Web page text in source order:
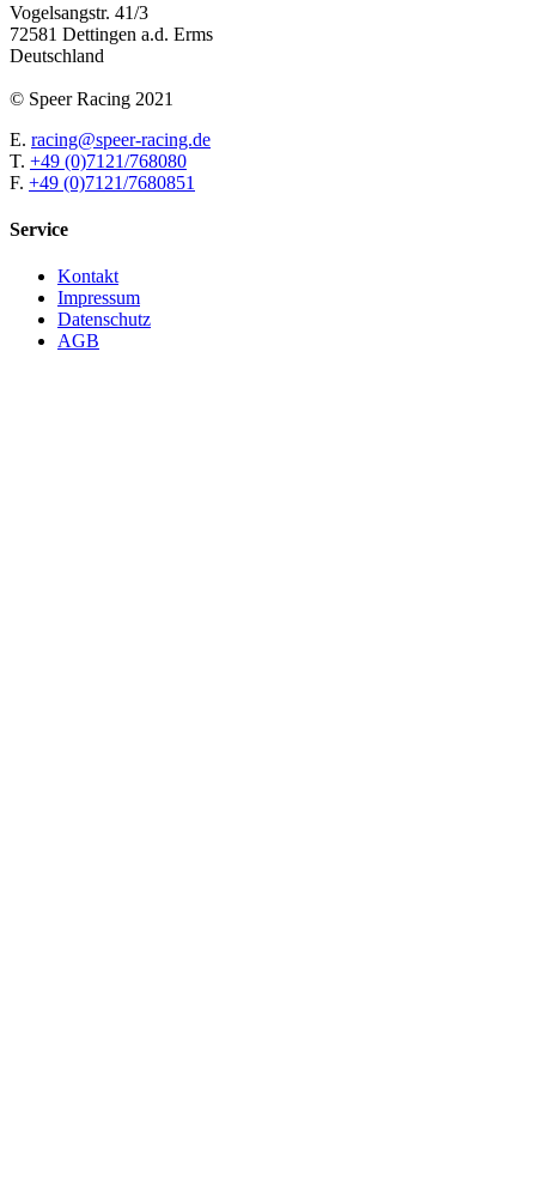
Vogelsangstr. 41/3
72581 Dettingen a.d. Erms
Deutschland
© Speer Racing 2021
E. racing@speer-racing.de
T. +49 (0)7121/768080
F. +49 (0)7121/7680851
Service
Kontakt
Impressum
Datenschutz
AGB